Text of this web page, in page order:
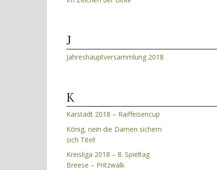
J
Jahreshauptversammlung 2018
K
Karstädt 2018 – Raiffeisencup
König, nein die Damen sichern
sich Titel!
Kreisliga 2018 – 8. Spieltag
Breese – Pritzwalk